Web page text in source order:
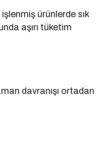
ürünlerde sık
aşırı tüketim
davranışı ortadan